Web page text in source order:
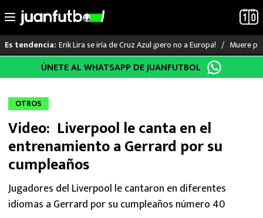
al
Es tendencia: Erik Lira se iría de Cruz Azul ¡pero no a Europa! Muere
LO ÚLTIMO
LIGA MX
RAYADOS
PUMAS
ATLANTE
ÚNETE AL WHATSAPP DE JUANFUTBOL
OTROS
Video: Liverpool le canta en el
entrenamiento a Gerrard por su
cumpleaños
Jugadores del Liverpool le cantaron en diferentes
idiomas a Gerrard por su cumpleaños número 40